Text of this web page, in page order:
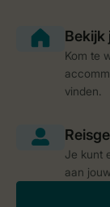
Kom te
vinden.
Je kunt
aan